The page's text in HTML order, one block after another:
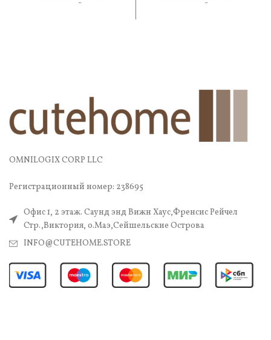
практичность. В составе —
практичность. В составе —
OMNILOGIX CORP LLC
Регистрационный номер: 238695
Офис 1, 2 этаж. Саунд энд Вижн Хаус,Френсис Рейчел
Стр.,Виктория, о.Маэ,Сейшельские Острова
INFO@CUTEHOME.STORE